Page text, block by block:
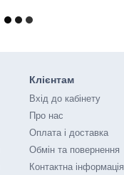
Клієнтам
Вхід до кабінету
Про нас
Оплата і доставка
Обмін та повернення
Контактна інформація